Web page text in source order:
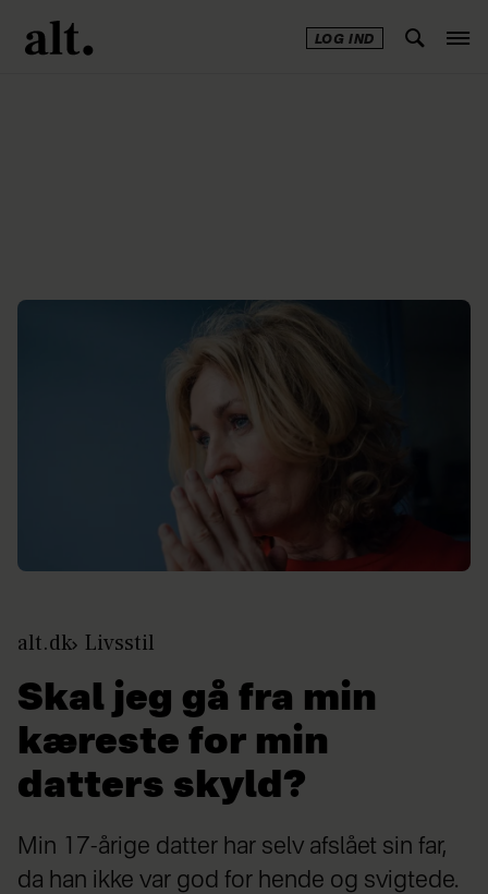
LOG IND
alt.dk Livsstil
Skal jeg gå fra min
kæreste for min
datters skyld?
Min 17-årige datter har selv afslået sin far,
da han ikke var god for hende og svigtede.